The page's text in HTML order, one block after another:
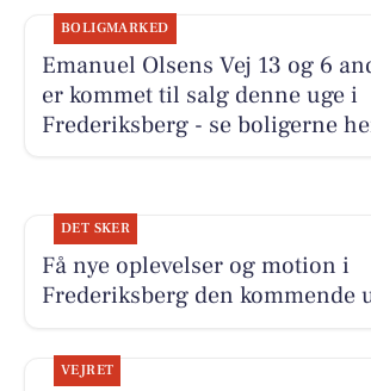
BOLIGMARKED
Emanuel Olsens Vej 13 og 6
er kommet til salg denne uge i
Frederiksberg - se boligerne
DET SKER
Få nye oplevelser og motion i
Frederiksberg den kommende
VEJRET